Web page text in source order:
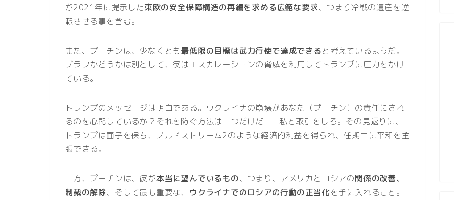
が2021年に提示した東欧の安全保障構造の再編を求める広範な要求、つまり冷戦の遺産を逆
転させる事を含む。
また、プーチンは、少なくとも最低限の目標は武力行使で達成できると考えているようだ。
ブラフかどうかは別として、彼はエスカレーションの脅威を利用してトランプに圧力をかけ
ている。
トランプのメッセージは明白である。ウクライナの崩壊があなた（プーチン）の責任にされ
るのを心配しているか？それを防ぐ方法は一つだけだ——私と取引をしろ。その見返りに、
トランプは面子を保ち、ノルドストリーム2のような経済的利益を得られ、任期中に平和を主
張できる。
一方、プーチンは、彼が本当に望んでいるもの、つまり、アメリカとロシアの関係の改善、
制裁の解除、そして最も重要な、 ウクライナでのロシアの行動の正当化を手に入れること。